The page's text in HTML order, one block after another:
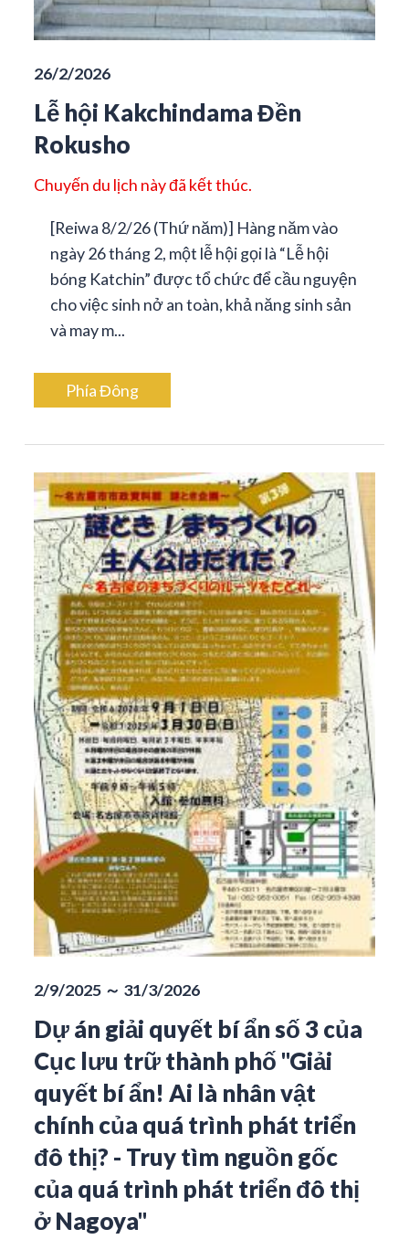
26/2/2026
Lễ hội Kakchindama Đền
Rokusho
Chuyến du lịch này đã kết thúc.
[Reiwa 8/2/26 (Thứ năm)] Hàng năm vào
ngày 26 tháng 2, một lễ hội gọi là “Lễ hội
bóng Katchin” được tổ chức để cầu nguyện
cho việc sinh nở an toàn, khả năng sinh sản
và may m...
Phía Đông
2/9/2025 ～ 31/3/2026
Dự án giải quyết bí ẩn số 3 của
Cục lưu trữ thành phố "Giải
quyết bí ẩn! Ai là nhân vật
chính của quá trình phát triển
đô thị? - Truy tìm nguồn gốc
của quá trình phát triển đô thị
ở Nagoya"